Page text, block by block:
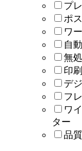
プ
ポ
ワ
自
無
印
デ
フ
ワ
ター
品